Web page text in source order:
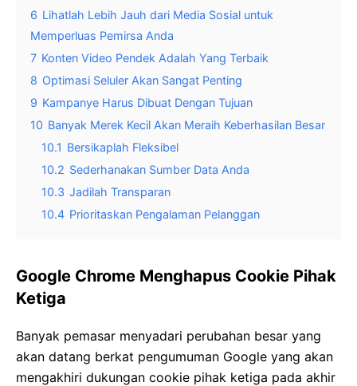
6 Lihatlah Lebih Jauh dari Media Sosial untuk
Memperluas Pemirsa Anda
7 Konten Video Pendek Adalah Yang Terbaik
8 Optimasi Seluler Akan Sangat Penting
9 Kampanye Harus Dibuat Dengan Tujuan
10 Banyak Merek Kecil Akan Meraih Keberhasilan Besar
10.1 Bersikaplah Fleksibel
10.2 Sederhanakan Sumber Data Anda
10.3 Jadilah Transparan
10.4 Prioritaskan Pengalaman Pelanggan
Google Chrome Menghapus Cookie Pihak
Ketiga
Banyak pemasar menyadari perubahan besar yang
akan datang berkat pengumuman Google yang akan
mengakhiri dukungan cookie pihak ketiga pada akhir